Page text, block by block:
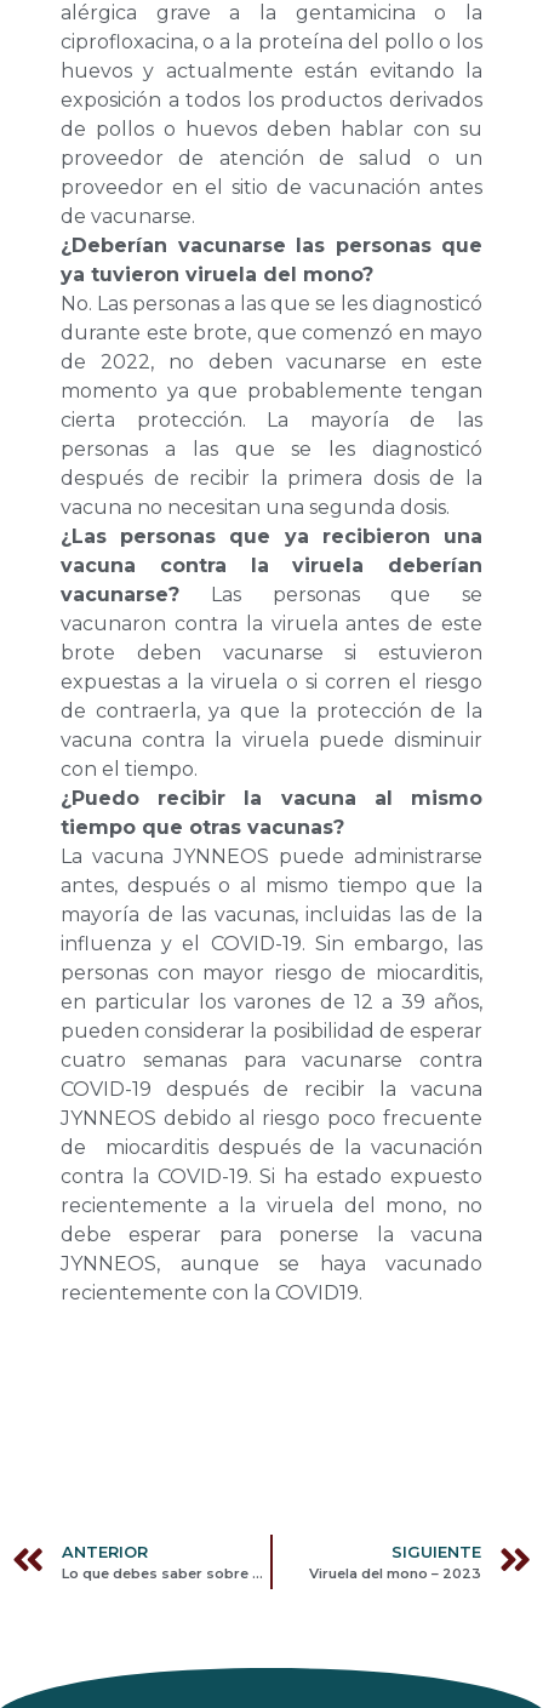
alérgica grave a la gentamicina o la
ciprofloxacina, o a la proteína del pollo o los
huevos y actualmente están evitando la
exposición a todos los productos derivados
de pollos o huevos deben hablar con su
proveedor de atención de salud o un
proveedor en el sitio de vacunación antes
de vacunarse.
¿Deberían vacunarse las personas que
ya tuvieron viruela del mono?
No. Las personas a las que se les diagnosticó
durante este brote, que comenzó en mayo
de 2022, no deben vacunarse en este
momento ya que probablemente tengan
cierta protección. La mayoría de las
personas a las que se les diagnosticó
después de recibir la primera dosis de la
vacuna no necesitan una segunda dosis.
¿Las personas que ya recibieron una
vacuna contra la viruela deberían
vacunarse? Las personas que se
vacunaron contra la viruela antes de este
brote deben vacunarse si estuvieron
expuestas a la viruela o si corren el riesgo
de contraerla, ya que la protección de la
vacuna contra la viruela puede disminuir
con el tiempo.
¿Puedo recibir la vacuna al mismo
tiempo que otras vacunas?
La vacuna JYNNEOS puede administrarse
antes, después o al mismo tiempo que la
mayoría de las vacunas, incluidas las de la
influenza y el COVID-19. Sin embargo, las
personas con mayor riesgo de miocarditis,
en particular los varones de 12 a 39 años,
pueden considerar la posibilidad de esperar
cuatro semanas para vacunarse contra
COVID-19 después de recibir la vacuna
JYNNEOS debido al riesgo poco frecuente
de miocarditis después de la vacunación
contra la COVID-19. Si ha estado expuesto
recientemente a la viruela del mono, no
debe esperar para ponerse la vacuna
JYNNEOS, aunque se haya vacunado
recientemente con la COVID19.
ANTERIOR
Lo que debes saber sobre el VIH
SIGUIENTE
Viruela del mono – 2023